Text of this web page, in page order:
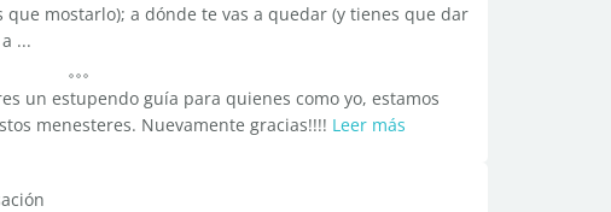
mostarlo); a dónde te vas a quedar (y tienes que dar
...
un estupendo guía para quienes como yo, estamos
menesteres. Nuevamente gracias!!!! Leer más